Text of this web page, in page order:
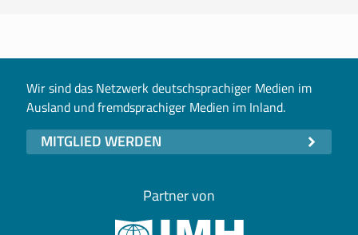
Wir sind das Netzwerk deutschsprachiger Medien im
Ausland und fremdsprachiger Medien im Inland.
MITGLIED WERDEN
Partner von